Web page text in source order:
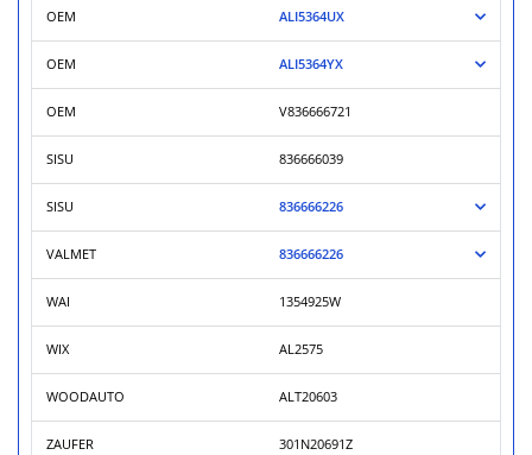
OEM ALI5364UX
OEM ALI5364YX
OEM V836666721
SISU 836666039
SISU 836666226
VALMET 836666226
WAI 1354925W
WIX AL2575
WOODAUTO ALT20603
ZAUFER 301N20691Z